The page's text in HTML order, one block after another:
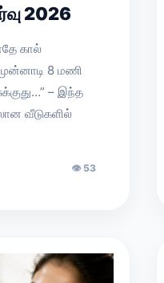
2026
கால்
8 மணி
– இந்த
வீடுகளில்
👁53